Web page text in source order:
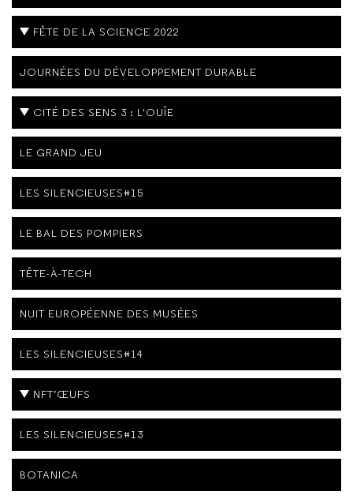
FÊTE DE LA SCIENCE 2022
JOURNÉES DU DÉVELOPPEMENT DURABLE
CITÉ DES SENS 3 : L'OUÎE
LE GRAND JEU
LES SILENCIEUSES#15
LE BAL DES POMPIERS
TÊTE-À-TECH
NUIT EUROPÉENNE DES MUSÉES
LES SILENCIEUSES#14
NFT’ŒUFS
LES SILENCIEUSES#13
BOTANICA